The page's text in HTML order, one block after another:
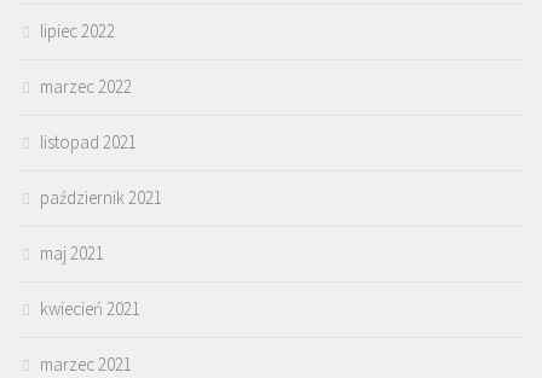
lipiec 2022
marzec 2022
listopad 2021
październik 2021
maj 2021
kwiecień 2021
marzec 2021